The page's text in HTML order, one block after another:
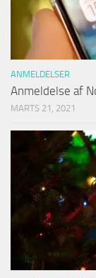
ANMELDELSER
Anmeldelse af
MARTS 21, 2021